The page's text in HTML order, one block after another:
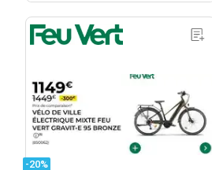
-20%